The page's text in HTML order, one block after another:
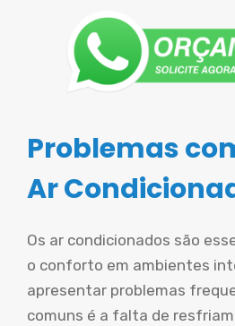
Problemas
Ar
Os ar condicionados são
o conforto em ambientes
apresentar problemas
comuns é a falta de